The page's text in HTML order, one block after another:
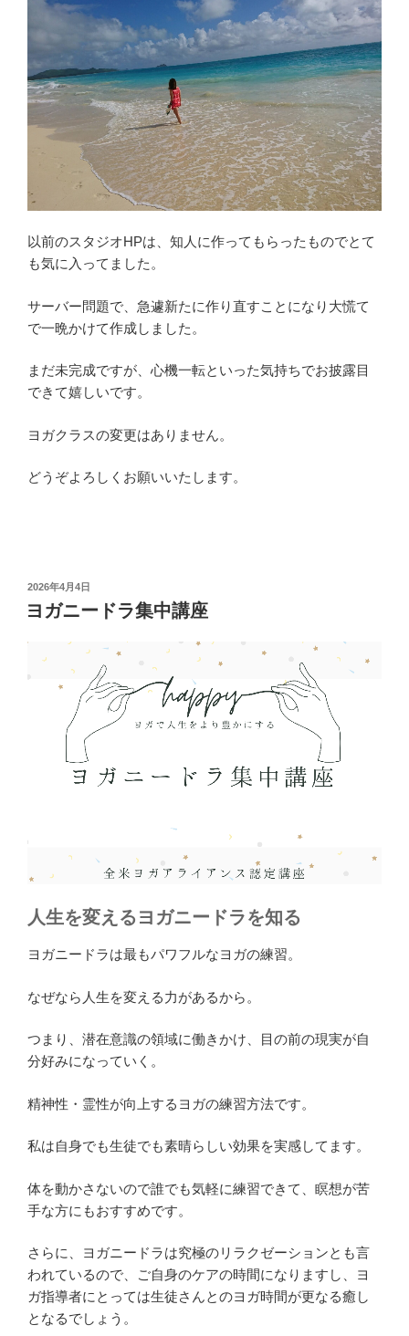
以前のスタジオHPは、知人に作ってもらったものでとて
も気に入ってました。
サーバー問題で、急遽新たに作り直すことになり大慌て
で一晩かけて作成しました。
まだ未完成ですが、心機一転といった気持ちでお披露目
できて嬉しいです。
ヨガクラスの変更はありません。
どうぞよろしくお願いいたします。
投
稿
日:
2026年4月4日
ヨガニードラ集中講座
人生を変えるヨガニードラを知る
ヨガニードラは最もパワフルなヨガの練習。
なぜなら人生を変える力があるから。
つまり、潜在意識の領域に働きかけ、目の前の現実が自
分好みになっていく。
精神性・霊性が向上するヨガの練習方法です。
私は自身でも生徒でも素晴らしい効果を実感してます。
体を動かさないので誰でも気軽に練習できて、瞑想が苦
手な方にもおすすめです。
さらに、ヨガニードラは究極のリラクゼーションとも言
われているので、ご自身のケアの時間になりますし、ヨ
ガ指導者にとっては生徒さんとのヨガ時間が更なる癒し
となるでしょう。